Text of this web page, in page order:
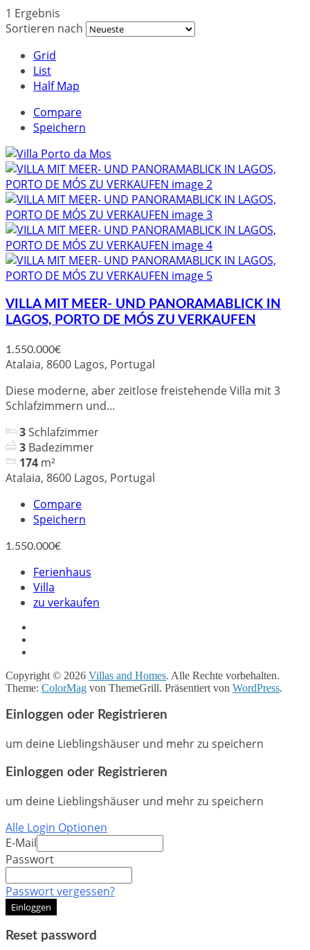
1 Ergebnis
Sortieren nach
Grid
List
Half Map
Compare
Speichern
VILLA MIT MEER- UND PANORAMABLICK IN
LAGOS, PORTO DE MÓS ZU VERKAUFEN
1.550.000€
Atalaia, 8600 Lagos, Portugal
Diese moderne, aber zeitlose freistehende Villa mit 3
Schlafzimmern und...
3Schlafzimmer
3 Badezimmer
174 m²
Atalaia, 8600 Lagos, Portugal
Compare
Speichern
1.550.000€
Ferienhaus
Villa
zu verkaufen
Copyright © 2026 Villas and Homes. Alle Rechte vorbehalten.
Theme: ColorMag von ThemeGrill. Präsentiert von WordPress.
Einloggen oder Registrieren
um deine Lieblingshäuser und mehr zu speichern
Einloggen oder Registrieren
um deine Lieblingshäuser und mehr zu speichern
Alle Login Optionen
E-Mail
Passwort
Passwort vergessen?
Einloggen
Reset password